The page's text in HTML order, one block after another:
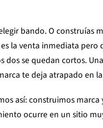
bando. O construías
la venta inmediata
dos se quedan cortos.
te deja atrapado en
así: construimos
ocurre en un sitio